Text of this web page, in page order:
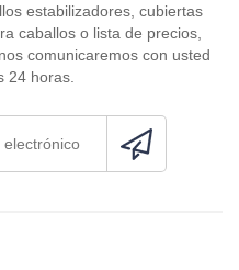
estabilizadores, cubiertas
caballos o lista de precios,
comunicaremos con usted
24 horas.